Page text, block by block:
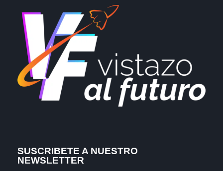
SUSCRIBETE A NUESTRO
NEWSLETTER